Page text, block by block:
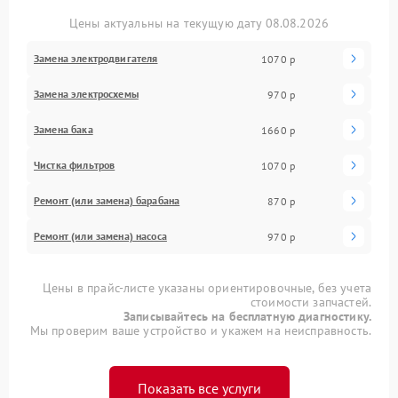
Цены актуальны на текущую дату 08.08.2026
Замена электродвигателя 1070 р
Замена электросхемы 970 р
Замена бака 1660 р
Чистка фильтров 1070 р
Ремонт (или замена) барабана 870 р
Ремонт (или замена) насоса 970 р
Цены в прайс-листе указаны ориентировочные, без учета
стоимости запчастей.
Записывайтесь на бесплатную диагностику.
Мы проверим ваше устройство и укажем на неисправность.
Показать все услуги